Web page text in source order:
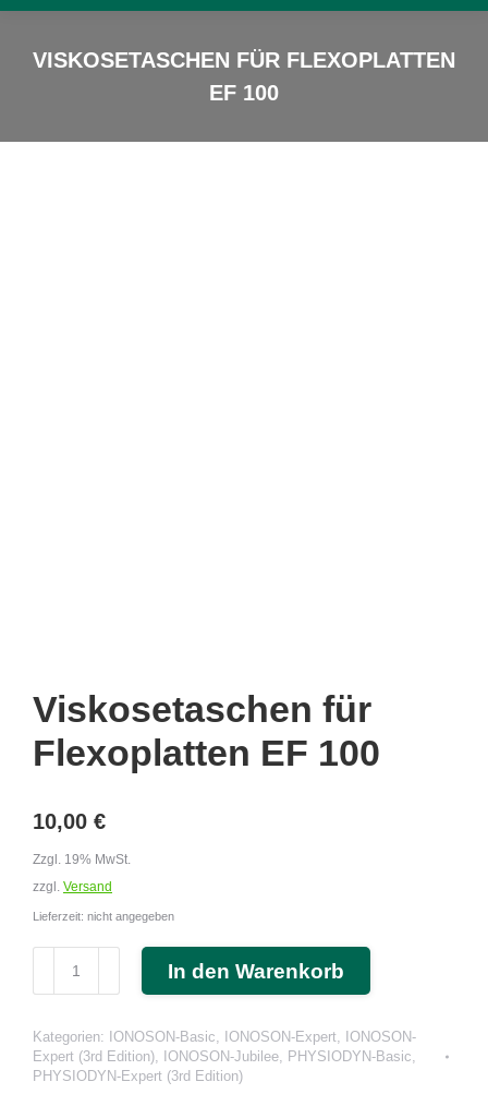
VISKOSETASCHEN FÜR FLEXOPLATTEN
EF 100
Viskosetaschen für
Flexoplatten EF 100
10,00 €
Zzgl. 19% MwSt.
zzgl. Versand
Lieferzeit: nicht angegeben
EF
100
In den Warenkorb
Kategorien: IONOSON-Basic, IONOSON-Expert, IONOSON-
Expert (3rd Edition), IONOSON-Jubilee, PHYSIODYN-Basic,
PHYSIODYN-Expert (3rd Edition)